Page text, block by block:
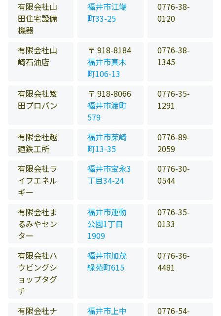
有限会社山
田住宅設備
機器
福井市江端
町33-25
0776-38-
0120
有限会社山
崎石油店
〒 918-8184
福井市真木
町106-13
0776-38-
1345
有限会社笈
田プロパン
〒 918-8066
福井市渡町
579
0776-35-
1291
有限会社越
廼鉄工所
福井市茱崎
町13-35
0776-89-
2059
有限会社ラ
イフエネル
ギー
福井市宝永3
丁目34-24
0776-30-
0544
有限会社ま
るみやセン
ター
福井市運動
公園1丁目
1909
0776-35-
0133
有限会社ハ
ウビングシ
ョップタグ
チ
福井市加茂
緑苑町615
0776-36-
4481
有限会社ナ
福井市上中
0776-54-